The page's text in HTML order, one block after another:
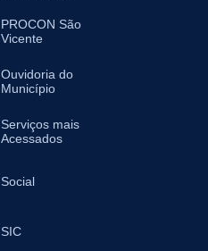
PROCON São
Vicente
Ouvidoria do
Município
Serviços mais
Acessados
Social
SIC